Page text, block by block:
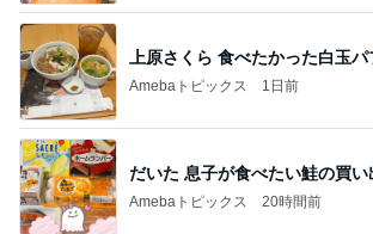
上原さくら 食べたかった白玉パ
Amebaトピックス 1日前
だいた 息子が食べたい鮭の買い
Amebaトピックス 20時間前